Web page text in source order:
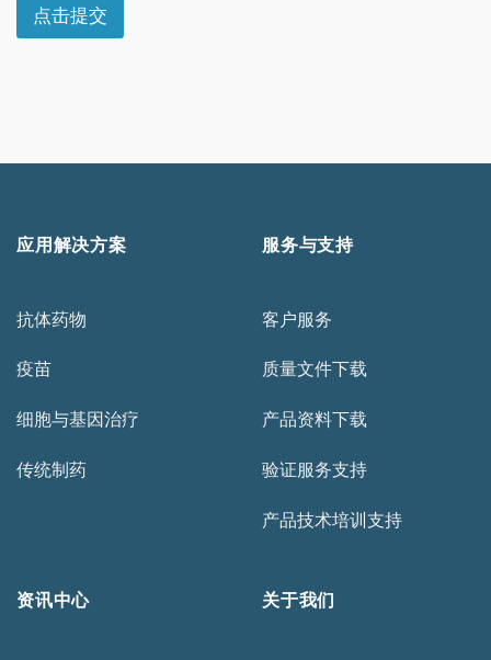
点击提交
应用解决方案
抗体药物
疫苗
细胞与基因治疗
传统制药
服务与支持
客户服务
质量文件下载
产品资料下载
验证服务支持
产品技术培训支持
资讯中心 关于我们